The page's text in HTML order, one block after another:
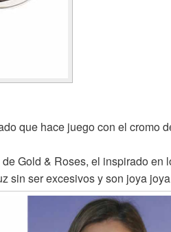
que hace juego con el cromo
de Gold & Roses, el inspirado en
sin ser excesivos y son joya